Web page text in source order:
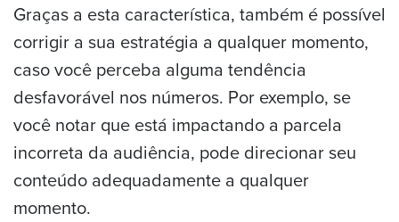
Graças a esta característica, também é possível
corrigir a sua estratégia a qualquer momento,
caso você perceba alguma tendência
desfavorável nos números. Por exemplo, se
você notar que está impactando a parcela
incorreta da audiência, pode direcionar seu
conteúdo adequadamente a qualquer
momento.